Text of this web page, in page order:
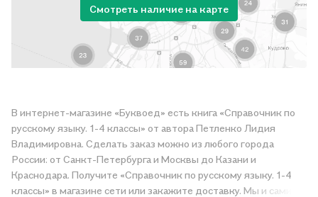
Смотреть наличие на карте
В интернет-магазине «Буквоед» есть книга «Справочник по
русскому языку. 1-4 классы» от автора Петленко Лидия
Владимировна. Сделать заказ можно из любого города
России: от Санкт-Петербурга и Москвы до Казани и
Краснодара. Получите «Справочник по русскому языку. 1-4
классы» в магазине сети или закажите доставку. Мы и сами